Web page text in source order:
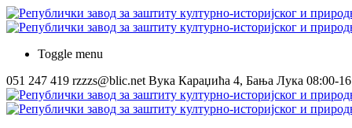
Toggle menu
051 247 419 rzzzs@blic.net Вука Караџића 4, Бања Лука 08:00-